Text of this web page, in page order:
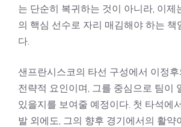
는 단순히 복귀하는 것이 아니라, 이제
의 핵심 선수로 자리 매김해야 하는 책
다.
샌프란시스코의 타선 구성에서 이정
전략적 요인이며, 그를 중심으로 팀이
있을지를 보여줄 예정이다. 첫 타석에
발 외에도, 그의 향후 경기에서의 활약